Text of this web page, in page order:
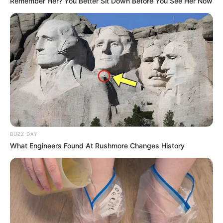
BUZZ DAY
What Engineers Found At Rushmore Changes History